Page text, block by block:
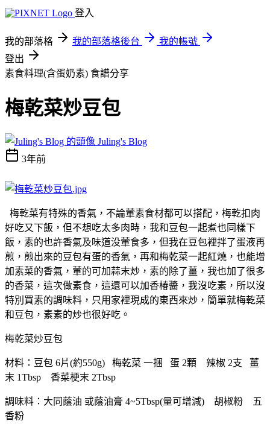
登入
我的部落格 我的部落格後台
我的帳號
登出
素食料理(含蛋奶素) 食譜分享
梅乾菜炒豆包
Juling's Blog
3年前
梅乾菜有特殊的香氣，不論葷素食材都可以搭配，梅乾扣肉
好吃又下飯，但不想吃太多肉時，我和豆包一起煮也同樣下
飯，素的也許香氣及味道没葷食多，但我在豆包裡拌了蛋液再
煎，煎出來的豆包有蛋的香氣，再和梅乾菜一起紅燒，也能增
加素菜的香氣，葷的可加蒜末炒，素的除了薑，我也加了很多
的香菜，這次做素食，這還可以加香椿醬，我沒吃素，所以沒
特別買素的調味料，只用家裡現成的東西來炒，簡單就梅乾菜
和豆包，素素的炒也很好吃。
梅乾菜炒豆包
材料：豆包 6片(約550g) 梅乾菜 一捆 蛋 2顆 辣椒 2支 薑
末 1Tbsp 香菜梗末 2Tbsp
調味料：大同蔭油 或蔭油膏 4~5Tbsp(量可增減) 胡椒粉 五
香粉